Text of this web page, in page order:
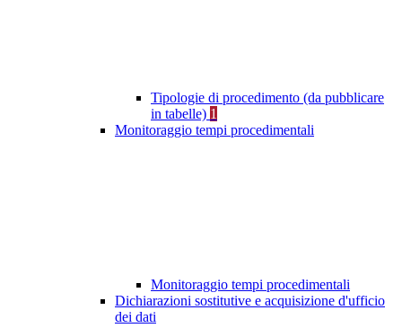
Tipologie di procedimento (da pubblicare
in tabelle) 1
Monitoraggio tempi procedimentali
Monitoraggio tempi procedimentali
Dichiarazioni sostitutive e acquisizione d'ufficio
dei dati